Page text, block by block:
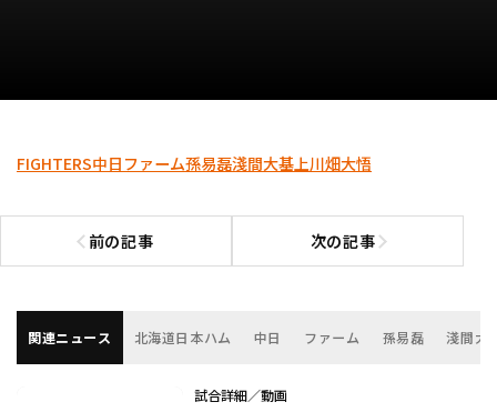
FIGHTERS中日 ファーム孫易磊淺間大基上川畑大悟
前の記事
前の記事へ 次の記事次の記事へ
関連ニュース 北海道日本ハム 中日 ファーム 孫易磊 淺間大
試合詳細／動画